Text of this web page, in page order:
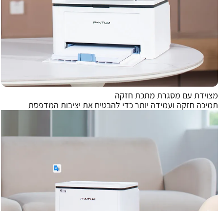
מצוידת עם מסגרת מתכת חזקה
תמיכה חזקה ועמידה יותר כדי להבטיח את יציבות המדפסת